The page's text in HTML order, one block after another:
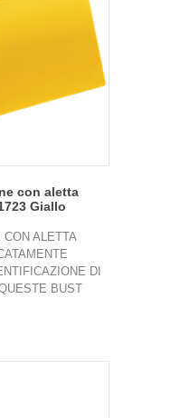
con aletta
Giallo
ALETTA
DI
BUST